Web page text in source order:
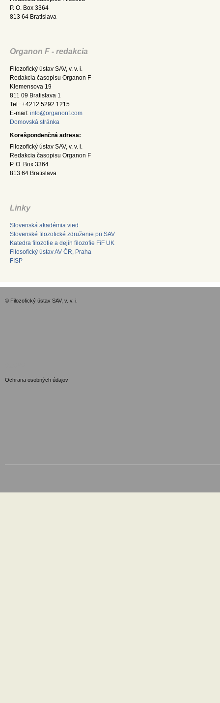
P. O. Box 3364
813 64 Bratislava
Organon F - redakcia
Filozofický ústav SAV, v. v. i.
Redakcia časopisu Organon F
Klemensova 19
811 09 Bratislava 1
Tel.: +4212 5292 1215
E-mail: info@organonf.com
Domovská stránka
Korešpondenčná adresa:
Filozofický ústav SAV, v. v. i.
Redakcia časopisu Organon F
P. O. Box 3364
813 64 Bratislava
Linky
Slovenská akadémia vied
Slovenské filozofické združenie pri SAV
Katedra filozofie a dejín filozofie FiF UK
Filosofický ústav AV ČR, Praha
FISP
© Filozofický ústav SAV, v. v. i.
Ochrana osobných údajov